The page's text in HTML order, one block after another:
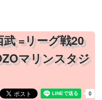
=リーグ戦20
マリンスタジ